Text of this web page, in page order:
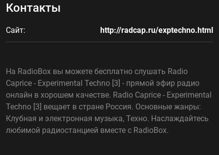
Контакты
Сайт: http://radcap.ru/exptechno.html
На RadioBox вы можете бесплатно слушать Radio
Caprice - Experimental Techno [3] - прямой эфир радио
онлайн в хорошем качестве. Radio Caprice - Experimental
Techno [3] вещает в стране Россия. Основные жанры:
Клубная и электронная музыка, Техно. Наслаждайтесь
любимой радиостанцией вместе с RadioBox.